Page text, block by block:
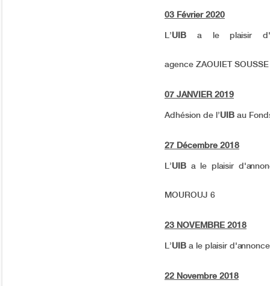
03 Février 2020
L’UIB a le plaisir
agence ZAOUIET SOUSSE
07 JANVIER 2019
Adhésion de l’UIB au
27 Décembre 2018
L’UIB a le plaisir
MOUROUJ 6
23 NOVEMBRE 2018
L’UIB a le plaisir
22 Novembre 2018